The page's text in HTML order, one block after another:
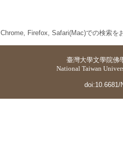
Chrome, Firefox, Safari(Mac)での検索を
臺灣大學文學院佛
National Taiwan
doi:10.6681/